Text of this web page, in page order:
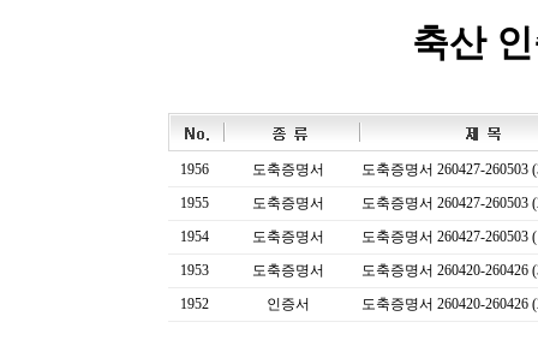
축산
1956 도축증명서
도축증명서 260427-260503
1955
도축증명서
도축증명서 260427-260503
1954
도축증명서
도축증명서 260427-260503
1953
도축증명서
도축증명서 260420-260426
1952
인증서 도축증명서 260420-260426